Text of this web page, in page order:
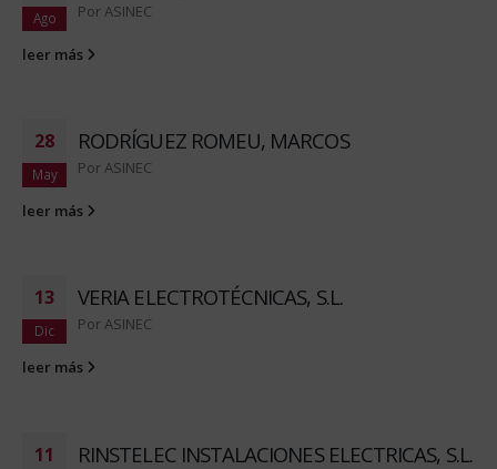
Ago PorASINEC
leer más
28
May
RODRÍGUEZ ROMEU, MARCOS
PorASINEC
leer más
13
Dic
VERIA ELECTROTÉCNICAS, S.L.
PorASINEC
leer más
11 RINSTELEC INSTALACIONES ELECTRICAS, S.L.